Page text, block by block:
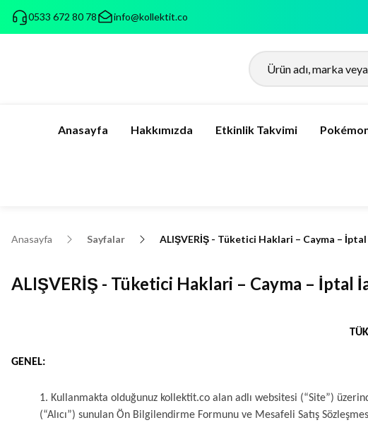
0533 672 80 78 info@kollektit.co
Anasayfa Hakkımızda Etkinlik Takvimi
Anasayfa Sayfalar ALIŞVERİŞ - Tüketici Haklari – Cayma –
ALIŞVERİŞ - Tüketici Haklari – Cayma – İptal
GENEL:
1. Kullanmakta olduğunuz kollektit.co alan adlı websitesi (“Site”)
(“Alıcı”) sunulan Ön Bilgilendirme Formunu ve Mesafeli Satış